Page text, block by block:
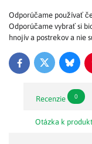
Odporúčame používať
Odporúčame vybrať si
hnojív a postrekov a nie
FacebookTwitter
Recenzie 0
Otázka k